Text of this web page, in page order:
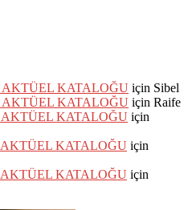
AKTÜEL KATALOĞU için Sibel
AKTÜEL KATALOĞU için Raife
AKTÜEL KATALOĞU için
AKTÜEL KATALOĞU için
AKTÜEL KATALOĞU için